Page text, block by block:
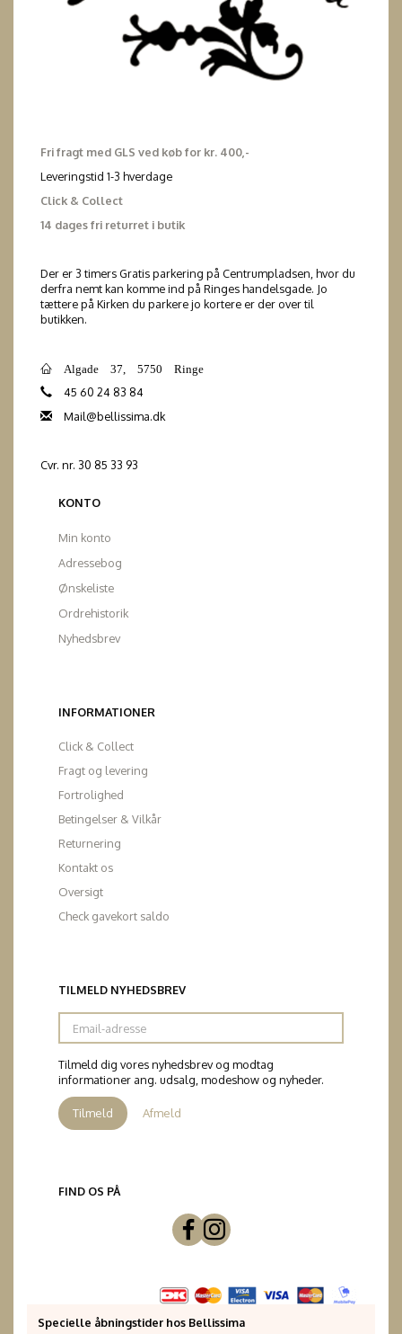
Fri fragt med GLS ved køb for kr. 400,-
Leveringstid 1-3 hverdage
Click & Collect
14 dages fri returret i butik
Der er 3 timers Gratis parkering på Centrumpladsen, hvor du
derfra nemt kan komme ind på Ringes handelsgade. Jo
tættere på Kirken du parkere jo kortere er der over til
butikken.
Algade 37, 5750 Ringe
45 60 24 83 84
Mail@bellissima.dk
Cvr. nr. 30 85 33 93
KONTO
Min konto
Adressebog
Ønskeliste
Ordrehistorik
Nyhedsbrev
INFORMATIONER
Click & Collect
Fragt og levering
Fortrolighed
Betingelser & Vilkår
Returnering
Kontakt os
Oversigt
Check gavekort saldo
TILMELD NYHEDSBREV
Email-
adresse
Tilmeld dig vores nyhedsbrev og modtag
informationer ang. udsalg, modeshow og nyheder.
Tilmeld Afmeld
FIND OS PÅ
Specielle åbningstider hos Bellissima